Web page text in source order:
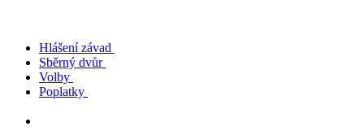
Hlášení závad
Sběrný dvůr
Volby
Poplatky